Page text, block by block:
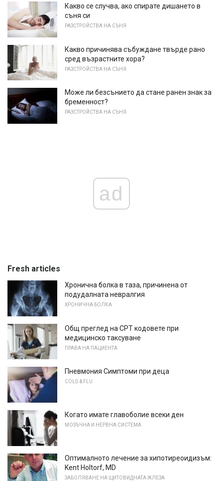
Какво се случва, ако спирате дишането в
съня си
РАЗСТРОЙСТВА НА СЪНЯ
Какво причинява събуждане твърде рано
сред възрастните хора?
РАЗСТРОЙСТВА НА СЪНЯ
Може ли безсънието да стане ранен знак за
бременност?
РАЗСТРОЙСТВА НА СЪНЯ
ad
Fresh articles
Хронична болка в таза, причинена от
подудалната невралгия
ХРОНИЧНА БОЛКА
Общ преглед на CPT кодовете при
медицинско таксуване
ПРАВА НА ПАЦИЕНТА
Пневмония Симптоми при деца
COLD & FLU
Когато имате главоболие всеки ден
МОЗЪЧНА И НЕРВНА СИСТЕМА
Оптималното лечение за хипотиреоидизъм:
Kent Holtorf, MD
ЗАБОЛЯВАНЕ НА ЩИТОВИДНАТА ЖЛЕЗА